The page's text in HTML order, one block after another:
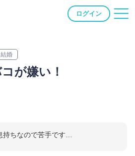
ログイン
婚
が嫌い！
持ちなので苦手です…